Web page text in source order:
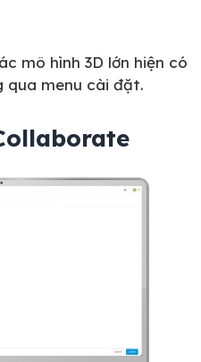
mô hình 3D lớn hiện có
qua menu cài đặt.